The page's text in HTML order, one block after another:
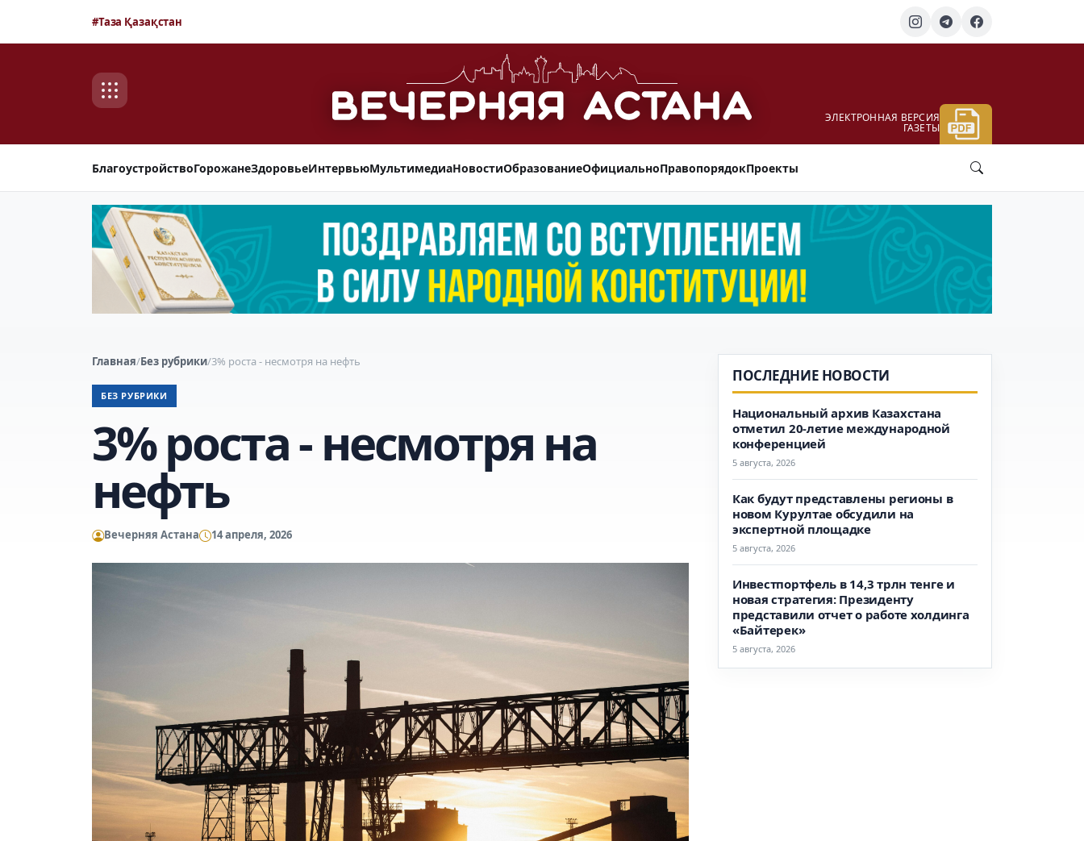
#Таза Қазақстан
ЭЛЕКТРОННАЯ ВЕРСИЯ
ГАЗЕТЫ
БлагоустройствоГорожанеЗдоровьеИнтервьюМультимедиаНовостиОбразованиеОфициальноПравопорядокПроекты
Главная/Без рубрики/3% роста - несмотря на нефть
БЕЗ РУБРИКИ
3% роста - несмотря на
нефть
Вечерняя Астана 14 апреля, 2026
ПОСЛЕДНИЕ НОВОСТИ
Национальный архив Казахстана
отметил 20-летие международной
конференцией
5 августа, 2026
Как будут представлены регионы в
новом Курултае обсудили на
экспертной площадке
5 августа, 2026
Инвестпортфель в 14,3 трлн тенге и
новая стратегия: Президенту
представили отчет о работе холдинга
«Байтерек»
5 августа, 2026